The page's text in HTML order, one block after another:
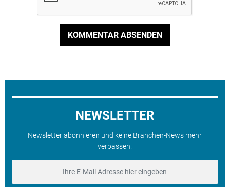
KOMMENTAR ABSENDEN
NEWSLETTER
Newsletter abonnieren und keine Branchen-News mehr
verpassen.